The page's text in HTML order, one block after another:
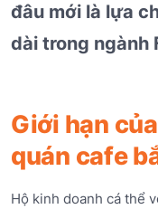
đâu mới là lựa
dài trong ngành
Giới hạn
quán cafe
Hộ kinh doanh cá thể